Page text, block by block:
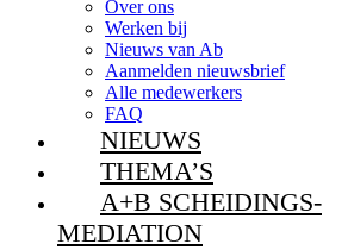
Over ons
Werken bij
Nieuws van Ab
Aanmelden nieuwsbrief
Alle medewerkers
FAQ
NIEUWS
THEMA’S
A+B SCHEIDINGS-
MEDIATION